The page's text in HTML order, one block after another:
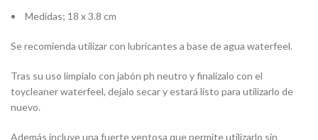
Medidas; 18 x 3.8 cm
Se recomienda utilizar con lubricantes a base de agua waterfeel.
Tras su uso limpialo con jabón ph neutro y finalizalo con el
toycleaner waterfeel, dejalo secar y estará listo para utilizarlo de
nuevo.
Además incluye una fuerte ventosa que permite utilizarlo sin